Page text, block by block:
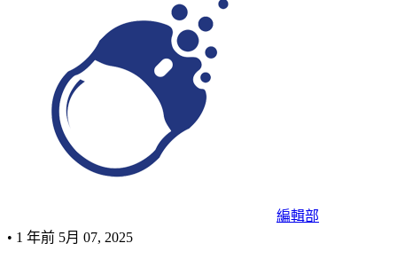
編輯部
• 1 年前 5月 07, 2025